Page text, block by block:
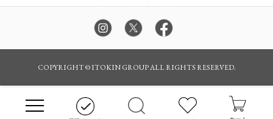
その他のグッズ・小物
COPYRIGHT © ITOKIN GROUP ALL RIGHTS RESERVED.